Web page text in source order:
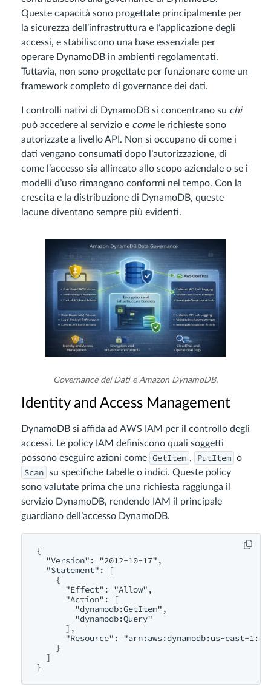
Queste capacità sono progettate principalmente per
la sicurezza dell’infrastruttura e l’applicazione degli
accessi, e stabiliscono una base essenziale per
operare DynamoDB in ambienti regolamentati.
Tuttavia, non sono progettate per funzionare come un
framework completo di governance dei dati.
I controlli nativi di DynamoDB si concentrano su chi
può accedere al servizio e comele richieste sono
autorizzate a livello API. Non si occupano di come i
dati vengano consumati dopo l’autorizzazione, di
come l’accesso sia allineato allo scopo aziendale o se i
modelli d’uso rimangano conformi nel tempo. Con la
crescita e la distribuzione di DynamoDB, queste
lacune diventano sempre più evidenti.
Governance dei Dati e Amazon DynamoDB.
Identity and Access Management
DynamoDB si affida ad AWS IAM per il controllo degli
accessi. Le policy IAM definiscono quali soggetti
possono eseguire azioni come GetItem , PutItem o
Scan su specifiche tabelle o indici. Queste policy
sono valutate prima che una richiesta raggiunga il
servizio DynamoDB, rendendo IAM il principale
guardiano dell’accesso DynamoDB.
{
  "Version": "2012-10-17",
  "Statement": [
    {
      "Effect": "Allow",
      "Action": [
        "dynamodb:GetItem",
        "dynamodb:Query"
      ],
"Resource": "arn:aws:dynamodb:us-east-
    }
  ]